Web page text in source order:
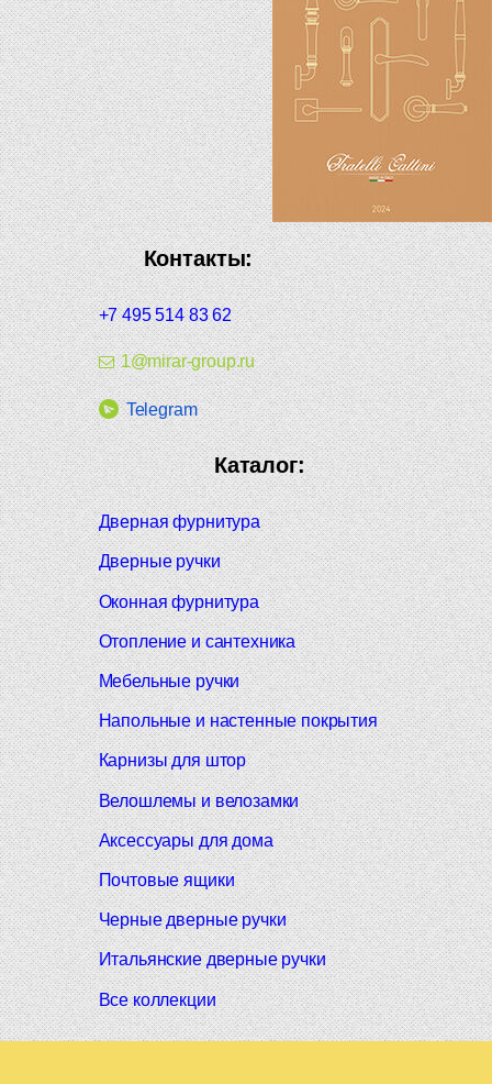
Контакты:
+7 495 514 83 62
1@mirar-group.ru
Telegram
Каталог:
Дверная фурнитура
Дверные ручки
Оконная фурнитура
Отопление и сантехника
Мебельные ручки
Напольные и настенные покрытия
Карнизы для штор
Велошлемы и велозамки
Аксессуары для дома
Почтовые ящики
Черные дверные ручки
Итальянские дверные ручки
Все коллекции